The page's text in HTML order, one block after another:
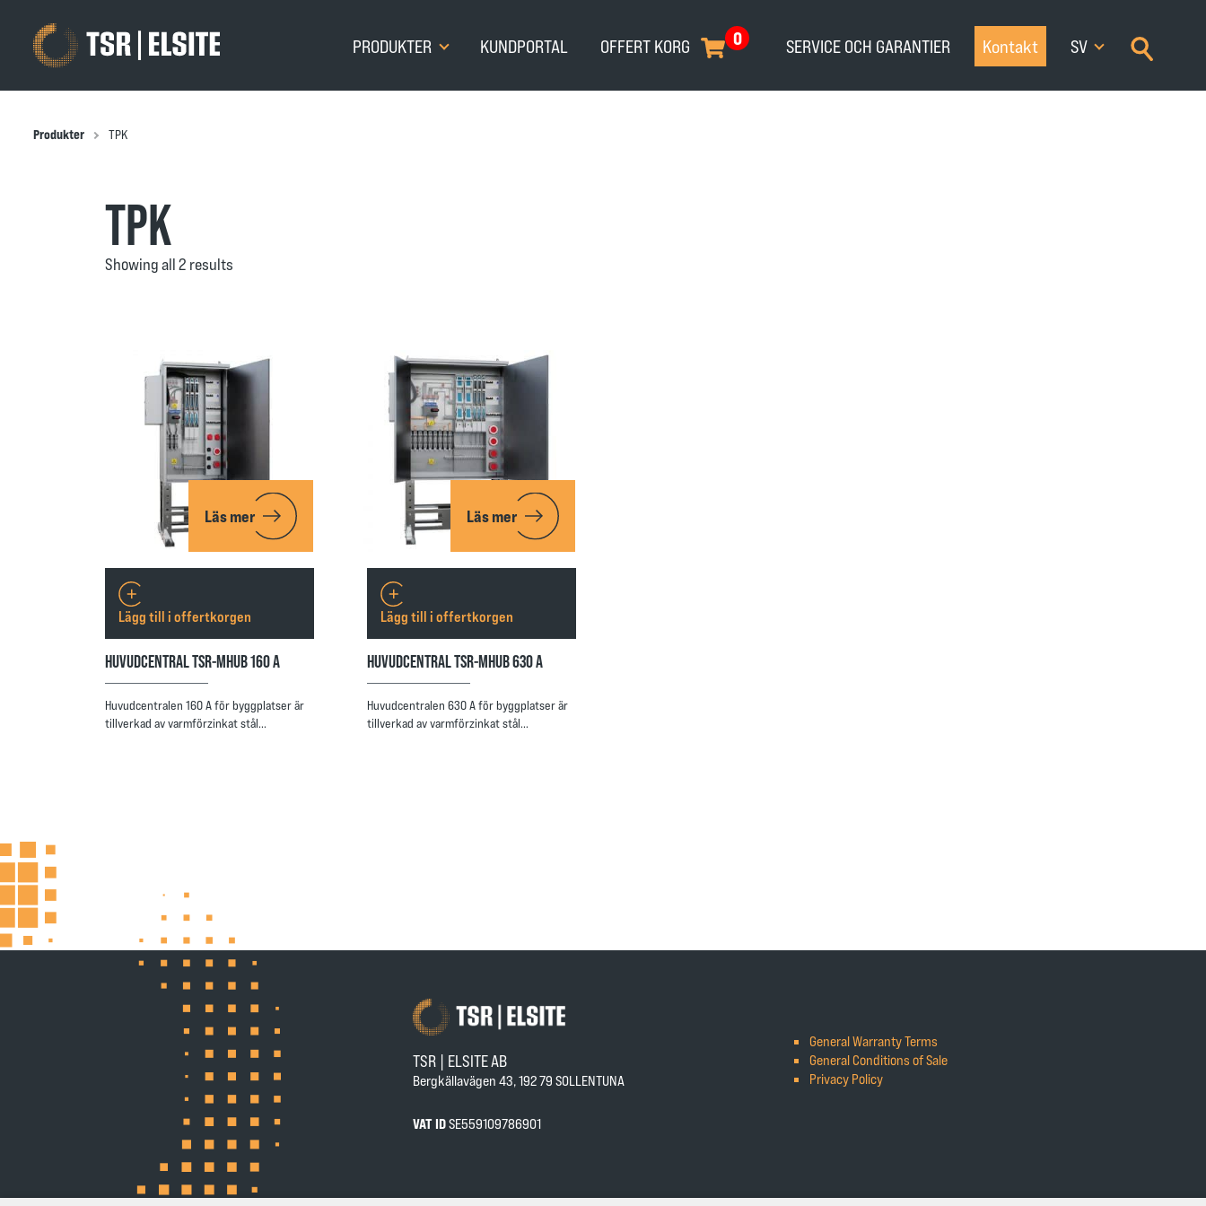
PRODUKTER KUNDPORTAL 0
OFFERT KORG SERVICE OCH GARANTIER Kontakt SV
Produkter TPK
TPK
Showing all 2 results
Läs mer
HUVUDCENTRAL TSR-MHUB 160 A
Huvudcentralen 160 A för byggplatser är
tillverkad av varmförzinkat stål…
Lägg till i offertkorgen
Läs mer
HUVUDCENTRAL TSR-MHUB 630 A
Huvudcentralen 630 A för byggplatser är
tillverkad av varmförzinkat stål…
Lägg till i offertkorgen
TSR | ELSITE AB
Bergkällavägen 43, 192 79 SOLLENTUNA
VAT IDSE559109786901
General Warranty Terms
General Conditions of Sale
Privacy Policy